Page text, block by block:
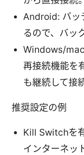
Android: バッ
るので、バッ
Windows/
再接続機能を
も継続して接
推奨設定の例
Kill Switchを
インターネッ